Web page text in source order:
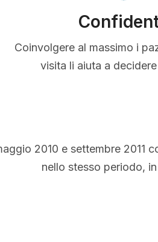
Coinvolgere al massimo i
visita li aiuta a
2010 e settembre 2011
nello stesso periodo,